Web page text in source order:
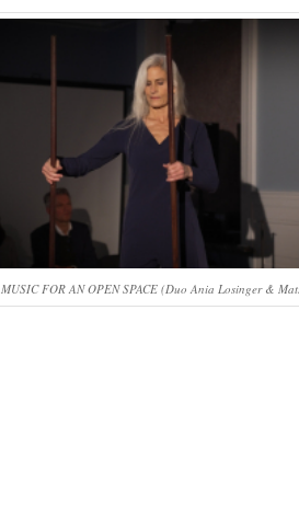
MUSIC FOR AN OPEN SPACE (Duo Ania Losinger &